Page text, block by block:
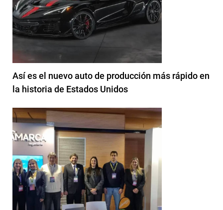
Así es el nuevo auto de producción más rápido en
la historia de Estados Unidos